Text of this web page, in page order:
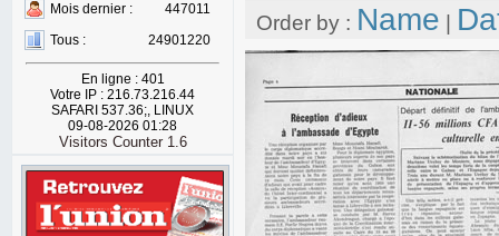
Mois dernier :
447011
Tous :
24901220
En ligne : 401
Votre IP : 216.73.216.44
SAFARI 537.36;, LINUX
09-08-2026 01:28
Visitors Counter 1.6
Order by : Name